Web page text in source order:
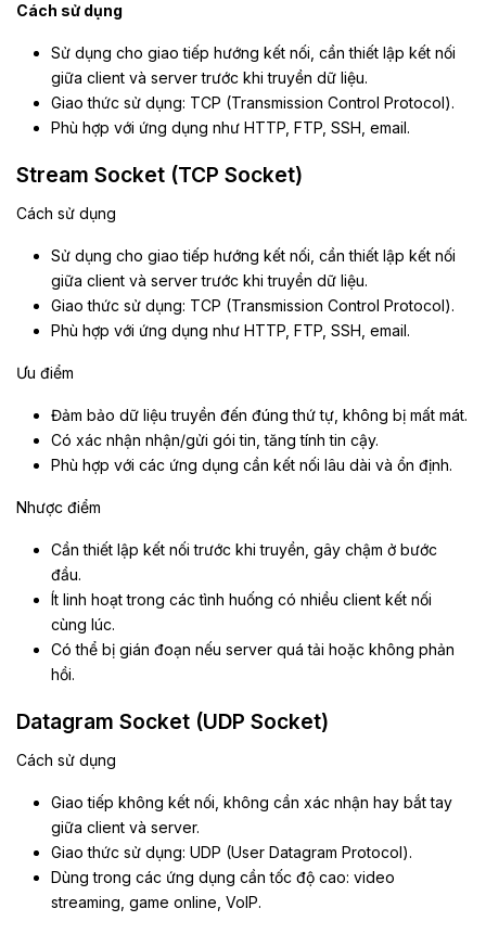
Cách sử dụng
Sử dụng cho giao tiếp hướng kết nối, cần thiết lập kết nối
giữa client và server trước khi truyền dữ liệu.
Giao thức sử dụng: TCP (Transmission Control Protocol).
Phù hợp với ứng dụng như HTTP, FTP, SSH, email.
Stream Socket (TCP Socket)
Cách sử dụng
Sử dụng cho giao tiếp hướng kết nối, cần thiết lập kết nối
giữa client và server trước khi truyền dữ liệu.
Giao thức sử dụng: TCP (Transmission Control Protocol).
Phù hợp với ứng dụng như HTTP, FTP, SSH, email.
Ưu điểm
Đảm bảo dữ liệu truyền đến đúng thứ tự, không bị mất mát.
Có xác nhận nhận/gửi gói tin, tăng tính tin cậy.
Phù hợp với các ứng dụng cần kết nối lâu dài và ổn định.
Nhược điểm
Cần thiết lập kết nối trước khi truyền, gây chậm ở bước
đầu.
Ít linh hoạt trong các tình huống có nhiều client kết nối
cùng lúc.
Có thể bị gián đoạn nếu server quá tải hoặc không phản
hồi.
Datagram Socket (UDP Socket)
Cách sử dụng
Giao tiếp không kết nối, không cần xác nhận hay bắt tay
giữa client và server.
Giao thức sử dụng: UDP (User Datagram Protocol).
Dùng trong các ứng dụng cần tốc độ cao: video
streaming, game online, VoIP.